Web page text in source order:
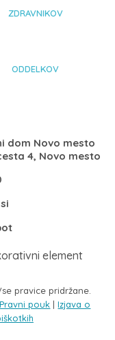
ZDRAVNIKOV
ODDELKOV
dom Novo mesto
4, Novo mesto
pravice pridržane.
Pravni pouk |Izjava o